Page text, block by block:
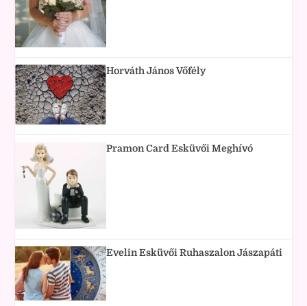
Horváth János Vőfély
Pramon Card Esküvői Meghívó
Evelin Esküvői Ruhaszalon Jászapáti